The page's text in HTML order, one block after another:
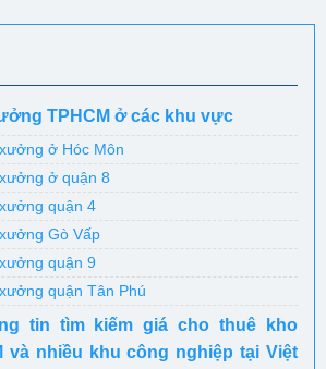
TPHCM ở các khu vực
ở Hóc Môn
ở quận 8
quận 4
Gò Vấp
quận 9
quận Tân Phú
tin tìm kiếm giá cho thuê kho
và nhiều khu công nghiệp tại Việt